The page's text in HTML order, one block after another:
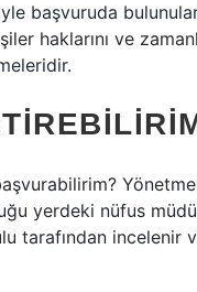
başvuruda
haklarını ve
yerdeki nüfus
tarafından incelenir